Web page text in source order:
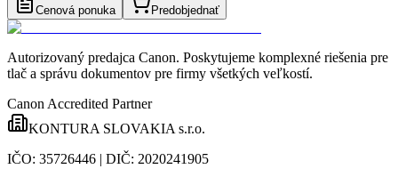
Cenová ponuka Predobjednať
Autorizovaný predajca Canon. Poskytujeme komplexné riešenia pre
tlač a správu dokumentov pre firmy všetkých veľkostí.
Canon Accredited Partner
KONTURA SLOVAKIA s.r.o.
IČO: 35726446 | DIČ: 2020241905